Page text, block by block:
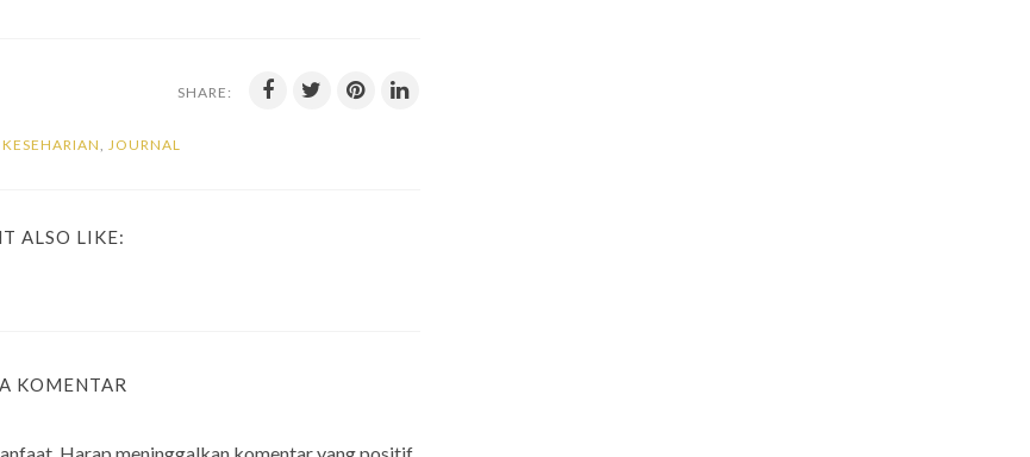
SHARE:
KESEHARIAN, JOURNAL
ALSO LIKE:
KOMENTAR